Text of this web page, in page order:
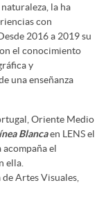
la ha
con
2016 a 2019 su
el conocimiento
y
una enseñanza
Oriente Medio
Blancaen LENS el
acompaña el
ella.
Artes Visuales,